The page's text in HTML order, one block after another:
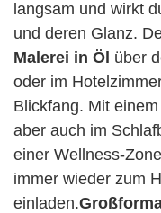
langsam und wirkt
und deren Glanz.
Malerei in Öl über
oder im
Blickfang. Mit
aber auch im
einer Wellness-
immer wieder zum
einladen.